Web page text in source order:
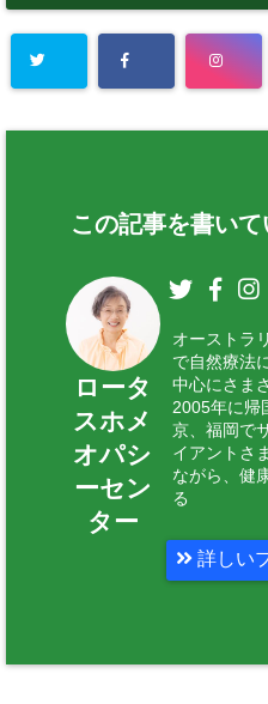
この記事を書い
ロータ
スホメ
オパシ
ーセン
ター
オーストラ
で自然療法
中心にさま
2005年に帰
京、福岡で
イアントさ
ながら、健
る
詳しい